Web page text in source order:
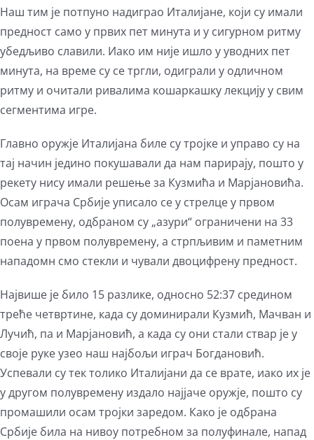
Наш тим је потпуно надиграо Италијане, који су имали
предност само у првих пет минута и у сигурном ритму
убедљиво славили. Иако им није ишло у уводних пет
минута, на време су се тргли, одиграли у одличном
ритму и очитали ривалима кошаркашку лекцију у свим
сегментима игре.
Главно оружје Италијана биле су тројке и управо су на
тај начин једино покушавали да нам парирају, пошто у
рекету нису имали решење за Кузмића и Марјановића.
Осам играча Србије уписало се у стрелце у првом
полувремену, одбраном су „азури“ ограничени на 33
поена у првом полувремену, а стрпљивим и паметним
нападомн смо стекли и чували двоцифрену предност.
Највише је било 15 разлике, односно 52:37 средином
треће четвртине, када су доминирали Кузмић, Мачван и
Лучић, па и Марјановић, а када су они стали ствар је у
своје руке узео наш најбољи играч Богдановић.
Успевали су тек толико Италијани да се врате, иако их је
у другом полувремену издало најјаче оружје, пошто су
промашили осам тројки заредом. Како је одбрана
Србије била на нивоу потребном за полуфинале, напад